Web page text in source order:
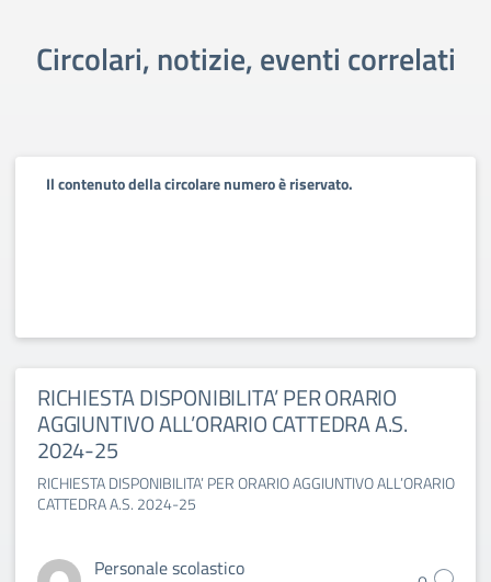
Circolari, notizie, eventi correlati
Il contenuto della circolare numero è riservato.
RICHIESTA DISPONIBILITA’ PER ORARIO
AGGIUNTIVO ALL’ORARIO CATTEDRA A.S.
2024-25
RICHIESTA DISPONIBILITA’ PER ORARIO AGGIUNTIVO ALL’ORARIO
CATTEDRA A.S. 2024-25
Personale scolastico